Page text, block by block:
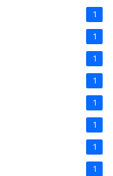
1
1
1
1
1
1
1
1